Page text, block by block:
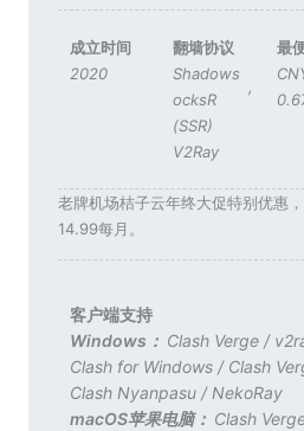
成立时间
2020
翻墙协议
Shadows
ocksR
(SSR)
,
V2Ray
最
老牌机场桔子云年终大促特别优惠
14.99每月。
客户端支持
Windows： Clash Verge/
Clash for Windows/ Clash
Clash Nyanpasu/ NekoRay
macOS苹果电脑： Clash